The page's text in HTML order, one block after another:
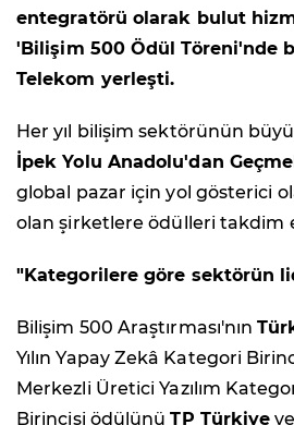
entegratörü olarak bulut
'Bilişim 500 Ödül Töreni'nde
Telekom yerleşti.
Her yıl bilişim sektörünün
İpek Yolu Anadolu'dan
global pazar için yol gösterici
olan şirketlere ödülleri takdim
"Kategorilere göre sektörün
Bilişim 500 Araştırması'nın
Yılın Yapay Zekâ Kategori
Merkezli Üretici Yazılım
Birincisi ödülünüTP Türkiye